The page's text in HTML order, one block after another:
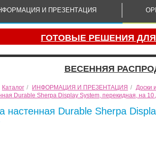
И ПРЕЗЕНТАЦИЯ
ГОТОВЫЕ РЕШЕНИЯ
ВЕСЕННЯЯ
Каталог / ИНФОРМАЦИЯ И ПРЕЗЕНТАЦИЯ / Доски
Durable Sherpa Display System, перекидная, на
настенная Durable Sherpa